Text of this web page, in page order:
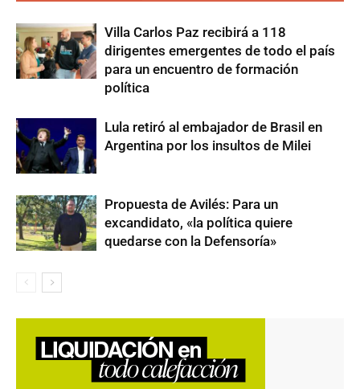
Villa Carlos Paz recibirá a 118
dirigentes emergentes de todo el país
para un encuentro de formación
política
Lula retiró al embajador de Brasil en
Argentina por los insultos de Milei
Propuesta de Avilés: Para un
excandidato, «la política quiere
quedarse con la Defensoría»